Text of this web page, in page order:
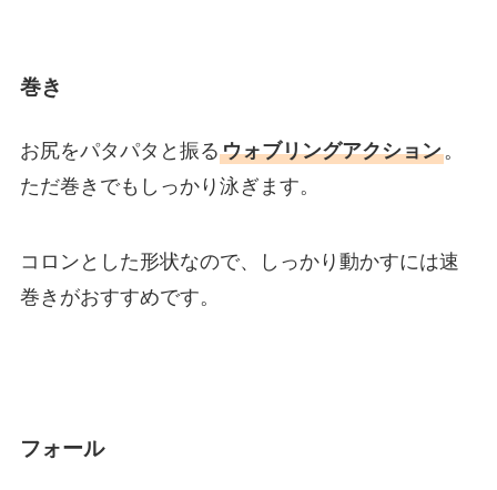
巻き
お尻をパタパタと振るウォブリングアクション。
ただ巻きでもしっかり泳ぎます。
コロンとした形状なので、しっかり動かすには速
巻きがおすすめです。
フォール